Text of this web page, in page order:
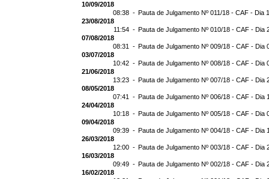
10/09/2018
08:38 - Pauta de Julgamento Nº 011/18 - CAF - Dia
23/08/2018
11:54 - Pauta de Julgamento Nº 010/18 - CAF - Dia
07/08/2018
08:31 - Pauta de Julgamento Nº 009/18 - CAF - Dia
03/07/2018
10:42 - Pauta de Julgamento Nº 008/18 - CAF - Dia
21/06/2018
13:23 - Pauta de Julgamento Nº 007/18 - CAF - Dia
08/05/2018
07:41 - Pauta de Julgamento Nº 006/18 - CAF - Dia
24/04/2018
10:18 - Pauta de Julgamento Nº 005/18 - CAF - Dia
09/04/2018
09:39 - Pauta de Julgamento Nº 004/18 - CAF - Dia
26/03/2018
12:00 - Pauta de Julgamento Nº 003/18 - CAF - Dia
16/03/2018
09:49 - Pauta de Julgamento Nº 002/18 - CAF - Dia
16/02/2018